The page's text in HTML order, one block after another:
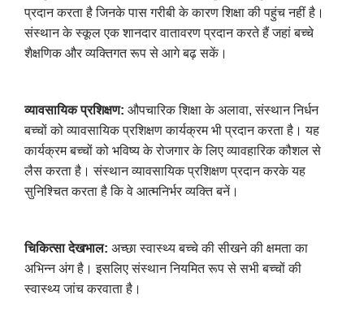
प्रदान करता है जिनके पास गरीबी के कारण शिक्षा की पहुंच नहीं है।
संस्थान के स्कूल एक शानदार वातावरण प्रदान करते हैं जहां बच्चे
शैक्षणिक और व्यक्तिगत रूप से आगे बढ़ सकें।
व्यावसायिक प्रशिक्षण: औपचारिक शिक्षा के अलावा, संस्थान निर्धन
बच्चों को व्यावसायिक प्रशिक्षण कार्यक्रम भी प्रदान करता है। यह
कार्यक्रम बच्चों को भविष्य के रोजगार के लिए व्यावहारिक कौशल से
लैस करता है। संस्थान व्यावसायिक प्रशिक्षण प्रदान करके यह
सुनिश्चित करता है कि वे आत्मनिर्भर व्यक्ति बनें।
चिकित्सा देखभाल: अच्छा स्वास्थ्य बच्चे की सीखने की क्षमता का
अभिन्न अंग है। इसलिए संस्थान नियमित रूप से सभी बच्चों की
स्वास्थ्य जांच करवाता है।